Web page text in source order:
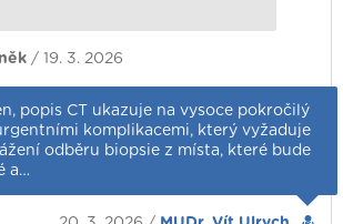
/ 19. 3. 2026
popis CT ukazuje na vysoce pokročilý
komplikacemi, který vyžaduje
odběru biopsie z místa, které bude
a…